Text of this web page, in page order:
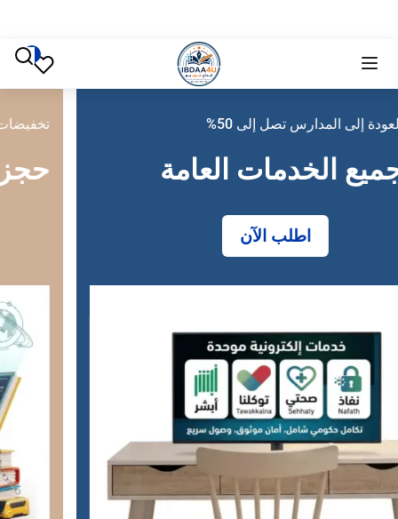
تخفيضات العودة إلى المدارس تصل
حجز تذاكر طيران